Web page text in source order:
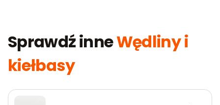
Sprawdź inneWędliny i
kiełbasy